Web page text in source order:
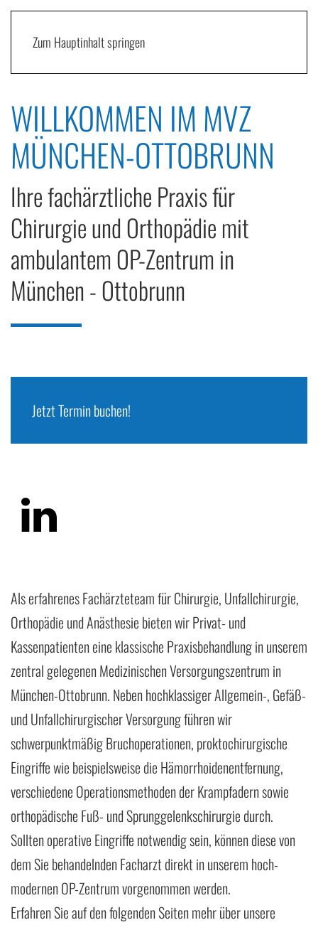
Zum Hauptinhalt springen
WILLKOMMEN IM MVZ
MÜNCHEN-OTTOBRUNN
Ihre fachärztliche Praxis für
Chirurgie und Orthopädie mit
ambulantem OP-Zentrum in
München - Ottobrunn
Jetzt Termin buchen!
Als erfahrenes Fachärzteteam für Chirurgie, Unfallchirurgie,
Orthopädie und Anästhesie bieten wir Privat- und
Kassenpatienten eine klassische Praxisbehandlung in unserem
zentral gelegenen Medizinischen Versorgungszentrum in
München-Ottobrunn. Neben hochklassiger Allgemein-, Gefäß-
und Unfallchirurgischer Versorgung führen wir
schwerpunktmäßig Bruchoperationen, proktochirurgische
Eingriffe wie beispielsweise die Hämorrhoidenentfernung,
verschiedene Operationsmethoden der Krampfadern sowie
orthopädische Fuß- und Sprunggelenkschirurgie durch.
Sollten operative Eingriffe notwendig sein, können diese von
dem Sie behandelnden Facharzt direkt in unserem hoch-
modernen OP-Zentrum vorgenommen werden.
Erfahren Sie auf den folgenden Seiten mehr über unsere